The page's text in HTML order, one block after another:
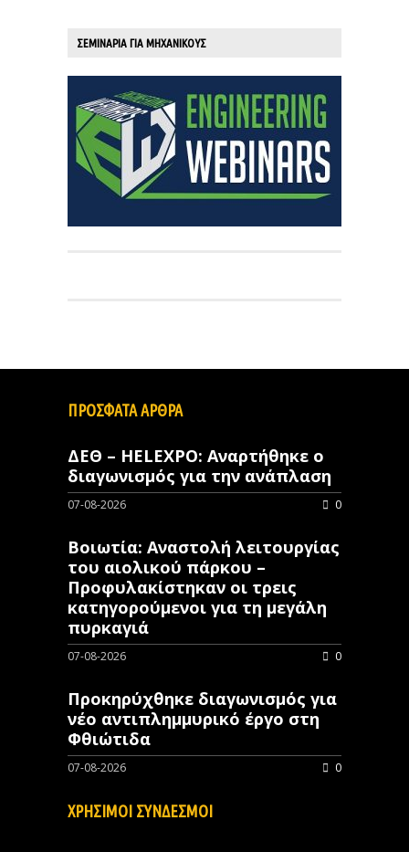
ΣΕΜΙΝΑΡΙΑ ΓΙΑ ΜΗΧΑΝΙΚΟΥΣ
ΠΡΟΣΦΑΤΑ ΑΡΘΡΑ
ΔΕΘ – HELEXPO: Αναρτήθηκε ο
διαγωνισμός για την ανάπλαση
07-08-2026 0
Βοιωτία: Αναστολή λειτουργίας
του αιολικού πάρκου –
Προφυλακίστηκαν οι τρεις
κατηγορούμενοι για τη μεγάλη
πυρκαγιά
07-08-2026 0
Προκηρύχθηκε διαγωνισμός για
νέo αντιπλημμυρικό έργο στη
Φθιώτιδα
07-08-2026 0
ΧΡΗΣΙΜΟΙ ΣΥΝΔΕΣΜΟΙ